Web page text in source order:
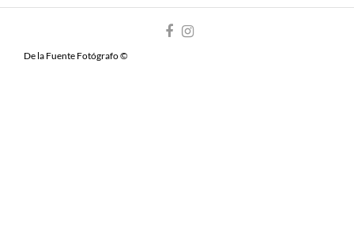
De la Fuente Fotógrafo ©